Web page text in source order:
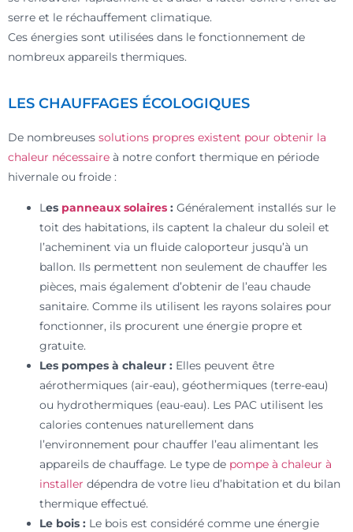
serre et le réchauffement climatique.
Ces énergies sont utilisées dans le fonctionnement de
nombreux appareils thermiques.
LES CHAUFFAGES ÉCOLOGIQUES
De nombreuses solutions propres existent pour obtenir la
chaleur nécessaire à notre confort thermique en période
hivernale ou froide :
Les panneaux solaires : Généralement installés sur le
toit des habitations, ils captent la chaleur du soleil et
l’acheminent via un fluide caloporteur jusqu’à un
ballon. Ils permettent non seulement de chauffer les
pièces, mais également d’obtenir de l’eau chaude
sanitaire. Comme ils utilisent les rayons solaires pour
fonctionner, ils procurent une énergie propre et
gratuite.
Les pompes à chaleur : Elles peuvent être
aérothermiques (air-eau), géothermiques (terre-eau)
ou hydrothermiques (eau-eau). Les PAC utilisent les
calories contenues naturellement dans
l’environnement pour chauffer l’eau alimentant les
appareils de chauffage. Le type de pompe à chaleur à
installer dépendra de votre lieu d’habitation et du bilan
thermique effectué.
Le bois : Le bois est considéré comme une énergie